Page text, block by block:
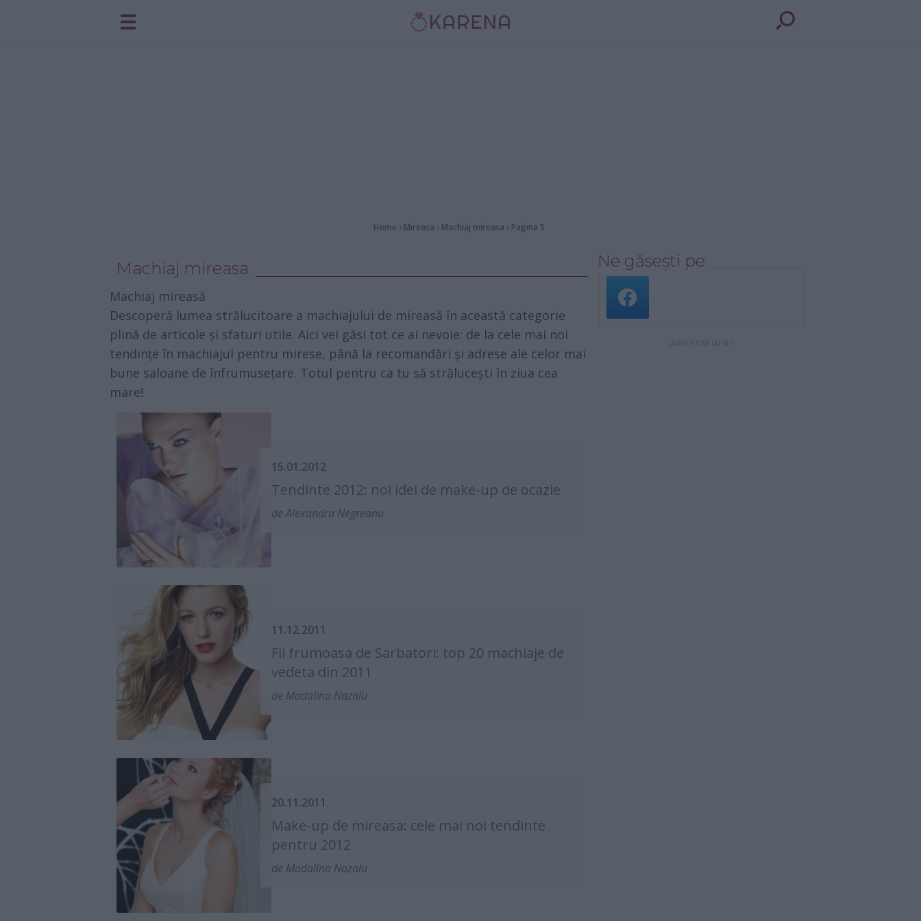
Home › Mireasa › Machiaj mireasa › Pagina 5
Machiaj mireasa
Machiaj mireasă
Descoperă lumea strălucitoare a machiajului de mireasă în această categorie
plină de articole și sfaturi utile. Aici vei găsi tot ce ai nevoie: de la cele mai noi
tendințe în machiajul pentru mirese, până la recomandări și adrese ale celor mai
bune saloane de înfrumusețare. Totul pentru ca tu să strălucești în ziua cea
mare!
15.01.2012
Tendinte 2012: noi idei de make-up de ocazie
de Alexandra Negreanu
11.12.2011
Fii frumoasa de Sarbatori: top 20 machiaje de
vedeta din 2011
de Madalina Nazalu
20.11.2011
Make-up de mireasa: cele mai noi tendinte
pentru 2012
de Madalina Nazalu
Ne găsești pe